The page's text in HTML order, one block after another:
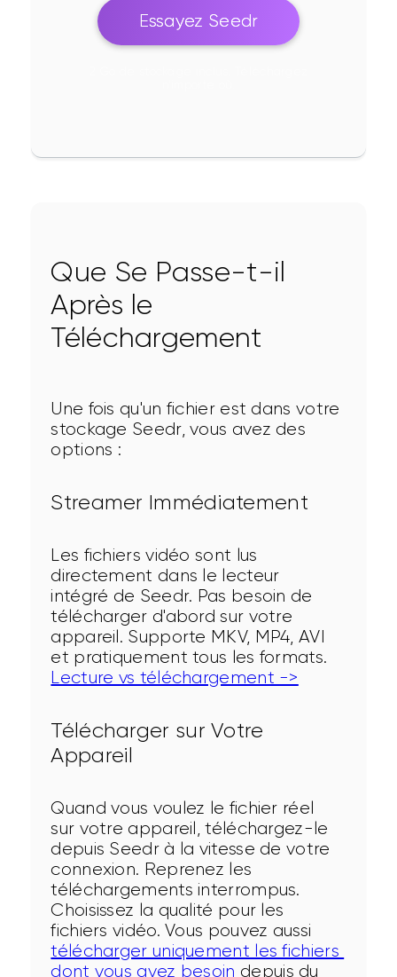
Essayez Seedr
Que Se Passe-t-il
Après le
Téléchargement
Une fois qu'un fichier est dans votre
stockage Seedr, vous avez des
options :
Streamer Immédiatement
Les fichiers vidéo sont lus
directement dans le lecteur
intégré de Seedr. Pas besoin de
télécharger d'abord sur votre
appareil. Supporte MKV, MP4, AVI
et pratiquement tous les formats.
Lecture vs téléchargement ->
Télécharger sur Votre
Appareil
Quand vous voulez le fichier réel
sur votre appareil, téléchargez-le
depuis Seedr à la vitesse de votre
connexion. Reprenez les
téléchargements interrompus.
Choisissez la qualité pour les
fichiers vidéo. Vous pouvez aussi
télécharger uniquement les fichiers
dont vous avez besoin depuis du